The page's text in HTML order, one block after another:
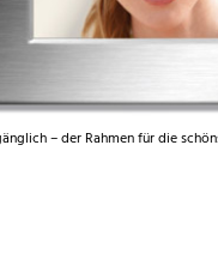
– der Rahmen für die